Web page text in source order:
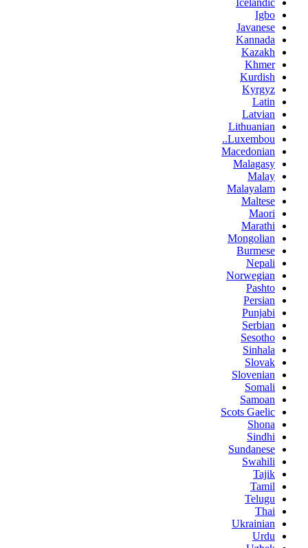
Icelandic
Igbo
Javanese
Kannada
Kazakh
Khmer
Kurdish
Kyrgyz
Latin
Latvian
Lithuanian
Luxembou..
Macedonian
Malagasy
Malay
Malayalam
Maltese
Maori
Marathi
Mongolian
Burmese
Nepali
Norwegian
Pashto
Persian
Punjabi
Serbian
Sesotho
Sinhala
Slovak
Slovenian
Somali
Samoan
Scots Gaelic
Shona
Sindhi
Sundanese
Swahili
Tajik
Tamil
Telugu
Thai
Ukrainian
Urdu